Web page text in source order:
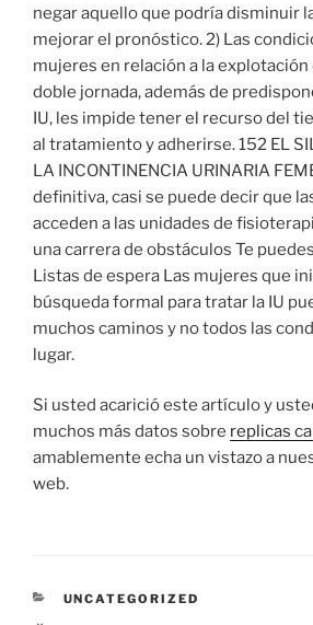
negar aquello que podría disminuir
mejorar el pronóstico. 2) Las
mujeres en relación a la
doble jornada, además de
IU, les impide tener el recurso del
al tratamiento y adherirse. 152 EL
LA INCONTINENCIA URINARIA
definitiva, casi se puede decir que
acceden a las unidades de
una carrera de obstáculos Te
Listas de espera Las mujeres que
búsqueda formal para tratar la IU
muchos caminos y no todos las
lugar.
Si usted acarició este artículo y
muchos más datos sobre replicas
amablemente echa un vistazo a
web.
CATEGORÍAS
UNCATEGORIZED